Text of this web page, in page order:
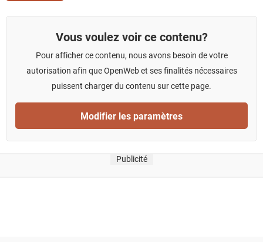
Vous voulez voir ce contenu?
Pour afficher ce contenu, nous avons besoin de votre
autorisation afin que OpenWeb et ses finalités nécessaires
puissent charger du contenu sur cette page.
Modifier les paramètres
Publicité